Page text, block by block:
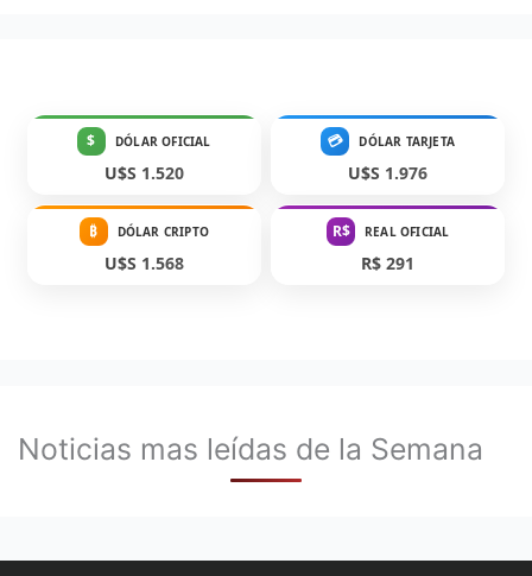
$ DÓLAR OFICIAL
U$S 1.520
💳 DÓLAR TARJETA
U$S 1.976
₿ DÓLAR CRIPTO
U$S 1.568
R$ REAL OFICIAL
R$ 291
Noticias mas leídas de la Semana